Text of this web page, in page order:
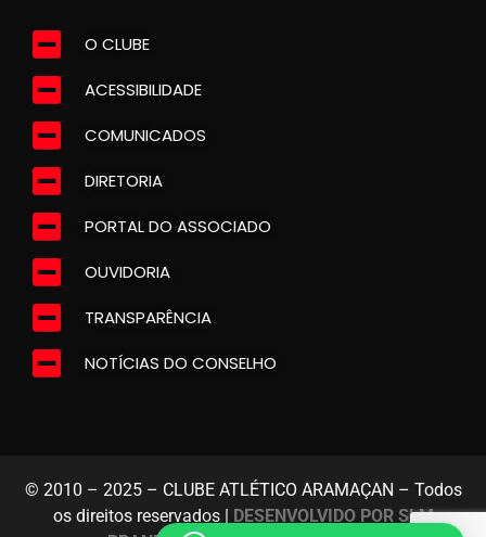
O CLUBE
ACESSIBILIDADE
COMUNICADOS
DIRETORIA
PORTAL DO ASSOCIADO
OUVIDORIA
TRANSPARÊNCIA
NOTÍCIAS DO CONSELHO
© 2010 – 2025 – CLUBE ATLÉTICO ARAMAÇAN – Todos
os direitos reservados | DESENVOLVIDO POR SLM